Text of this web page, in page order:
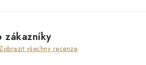
zákazníky
Zobrazit všechny recenze